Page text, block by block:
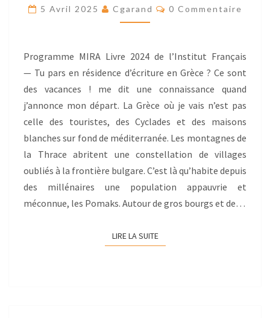
ÉCRIRE
MON
ROMAN
5 Avril 2025 Cgarand Res
0 Commentaire
Programme MIRA Livre 2024 de l’Institut Français
— Tu pars en résidence d’écriture en Grèce ? Ce sont
des vacances ! me dit une connaissance quand
j’annonce mon départ. La Grèce où je vais n’est pas
celle des touristes, des Cyclades et des maisons
blanches sur fond de méditerranée. Les montagnes de
la Thrace abritent une constellation de villages
oubliés à la frontière bulgare. C’est là qu’habite depuis
des millénaires une population appauvrie et
méconnue, les Pomaks. Autour de gros bourgs et de…
LIRE LA SUITELIRE LA SUITE